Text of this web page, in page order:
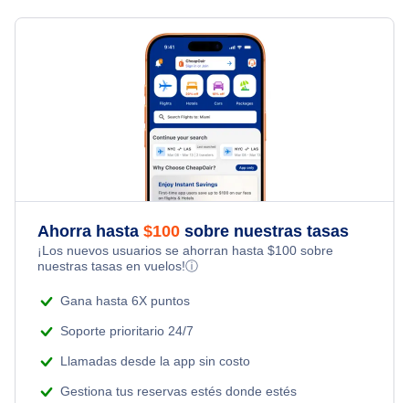
Flights to North America
Flights to South America
Flights to South Pacific
Business Class Flights
Flights Under $29
Flights Under $99
All Inclusive Vacations
Last Minute Vacations
Kid Friendly Vacations
Romantic Vacations
Adventure Vacations
Beach Vacations
Ahorra hasta $100 sobre nuestras tasas
¡Los nuevos usuarios se ahorran hasta $100 sobre
nuestras tasas en vuelos!ⓘ
Gana hasta 6X puntos
Soporte prioritario 24/7
Llamadas desde la app sin costo
Gestiona tus reservas estés donde estés